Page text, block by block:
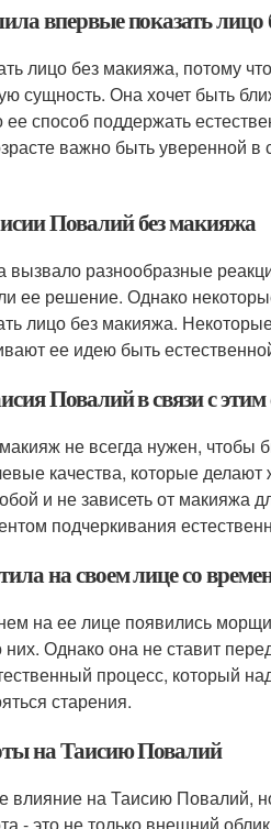
впервые показать лицо
лицо без макияжа, потому
сущность. Она хочет быть
ее способ поддержать
важно быть уверенной в
Повалий без макияжа
разнообразные
ее решение. Однако
лицо без макияжа.
ее идею быть
Повалий в связи с
не всегда нужен, чтобы
качества, которые
и не зависеть от макияжа
подчеркивания
на своем лице со
на ее лице появились
Однако она не ставит
процесс, который
старения.
на Таисию Повалий
на Таисию Повалий,